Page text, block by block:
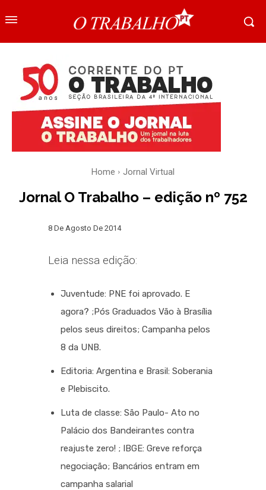
Home Jornal Virtual
Jornal O Trabalho – edição nº 752
8 De Agosto De 2014
Leia nessa edição:
Juventude: PNE foi aprovado. E
agora? ;Pós Graduados Vão à Brasília
pelos seus direitos; Campanha pelos
8 da UNB.
Editoria: Argentina e Brasil: Soberania
e Plebiscito.
Luta de classe: São Paulo- Ato no
Palácio dos Bandeirantes contra
reajuste zero! ; IBGE: Greve reforça
negociação; Bancários entram em
campanha salarial